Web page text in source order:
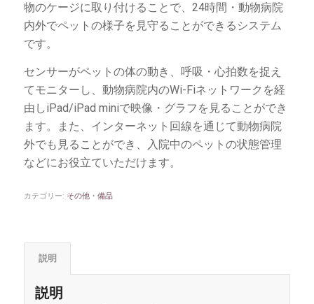
物のケージに取り付けることで、24時間・動物病院
内外でペットの様子を見守ることができるシステム
です。
センサーがペットの体の動き、呼吸・心拍数を捉え
てモニターし、動物病院内のWi-Fiネットワークを経
由しiPad/iPad miniで映像・グラフを見ることができ
ます。また、インターネット回線を通じて動物病院
外でも見ることができ、入院中のペットの状態管理
などにお役立ていただけます。
カテゴリー: その他・備品
説明
説明